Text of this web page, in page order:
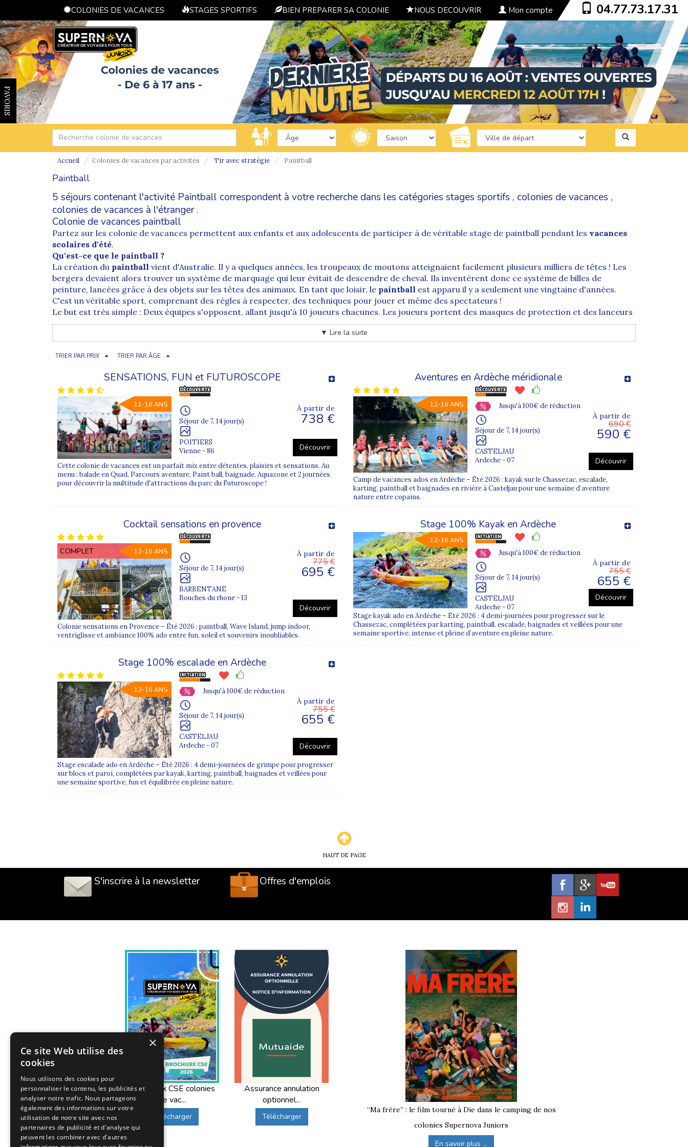
COLONIES DE VACANCES STAGES SPORTIFS BIEN PREPARER SA COLONIE NOUS DECOUVRIR Mon compte 04.77.73.17.31
FAVORIS
Accueil Colonies de vacances par activités Tir avec stratégie Paintball
Paintball
5 séjours contenant l'activité Paintball correspondent à votre recherche dans les catégories stages sportifs , colonies de vacances ,
colonies de vacances à l'étranger.
Colonie de vacances paintball
Partez sur les colonie de vacances permettent aux enfants et aux adolescents de participer à de véritable stage de paintball pendant les vacances
scolaires d'été.
Qu'est-ce que le paintball ?
La création du paintball vient d'Australie. Il y a quelques années, les troupeaux de moutons atteignaient facilement plusieurs milliers de têtes ! Les
bergers devaient alors trouver un système de marquage qui leur évitait de descendre de cheval. Ils inventèrent donc ce système de billes de
peinture, lancées grâce à des objets sur les têtes des animaux. En tant que loisir, le paintball est apparu il y a seulement une vingtaine d'années.
C'est un véritable sport, comprenant des règles à respecter, des techniques pour jouer et même des spectateurs !
Le but est très simple : Deux équipes s'opposent, allant jusqu'à 10 joueurs chacunes. Les joueurs portent des masques de protection et des lanceurs
de billes de peinture colorée. L'objectif est donc d'atteindre descibles, qui peuvent être des joueurs ou des éléments extérieurs. La partie est
Le paintball est un sport qui demande une bonne précision pour tirer, mais aussi de la stratégie afin de battre les adversaires ! Il promet de bonnes
▼ Lire la suite
TRIER PAR PRIX TRIER PAR ÂGE
SENSATIONS, FUN et FUTUROSCOPE
11-16 ANS
Séjour de 7, 14 jour(s)
POITIERS
Vienne - 86
À partir de
738 €
Découvrir
Cette colonie de vacances est un parfait mix entre détentes, plaisirs et sensations. Au
menu : balade en Quad, Parcours aventure, Paint ball, baignade, Aquazone et 2 journées
pour découvrir la multitude d'attractions du parc du Futuroscope !
Aventures en Ardèche méridionale
12-16 ANS Jusqu'à 100€ de réduction
Séjour de 7, 14 jour(s)
CASTELJAU
Ardeche - 07
À partir de
690 €
590 €
Découvrir
Camp de vacances ados en Ardèche – Été 2026 : kayak sur le Chassezac, escalade,
karting, paintball et baignades en rivière à Casteljau pour une semaine d’aventure
nature entre copains.
Cocktail sensations en provence
COMPLET 12-16 ANS
Séjour de 7, 14 jour(s)
BARBENTANE
Bouches du rhone - 13
À partir de
775 €
695 €
Découvrir
Colonie sensations en Provence – Été 2026 : paintball, Wave Island, jump indoor,
ventriglisse et ambiance 100% ado entre fun, soleil et souvenirs inoubliables.
Stage 100% Kayak en Ardèche
12-16 ANS
Jusqu'à 100€ de réduction
Séjour de 7, 14 jour(s)
CASTELJAU
Ardeche - 07
À partir de
755 €
655 €
Découvrir
Stage kayak ado en Ardèche – Été 2026 : 4 demi-journées pour progresser sur le
Chassezac, complétées par karting, paintball, escalade, baignades et veillées pour une
semaine sportive, intense et pleine d’aventure en pleine nature.
Stage 100% escalade en Ardèche
12-16 ANS Jusqu'à 100€ de réduction
Séjour de 7, 14 jour(s)
CASTELJAU
Ardeche - 07
À partir de
755 €
655 €
Découvrir
Stage escalade ado en Ardèche – Été 2026 : 4 demi-journées de grimpe pour progresser
sur blocs et paroi, complétées par kayak, karting, paintball, baignades et veillées pour
une semaine sportive, fun et équilibrée en pleine nature.
HAUT DE PAGE
S'inscrire à la newsletter Offres d'emplois
Offres aux CSE colonies
de vac...
Télécharger
Assurance annulation
optionnel...
Télécharger
“Ma frère” : le film tourné à Die dans le camping de nos
colonies Supernova Juniors
En savoir plus ...
×
Ce site Web utilise des
cookies
Nous utilisons des cookies pour
personnaliser le contenu, les publicités et
analyser notre trafic. Nous partageons
également des informations sur votre
utilisation de notre site avec nos
partenaires de publicité et d'analyse qui
peuvent les combiner avec d'autres